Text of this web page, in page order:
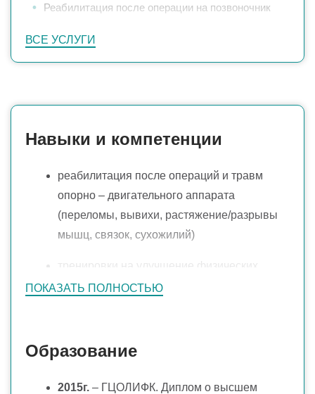
ВСЕ УСЛУГИ
Реабилитация после операции на позвоночник
ПОКАЗАТЬ ПОЛНОСТЬЮ
Навыки и компетенции
реабилитация после операций и травм
опорно – двигательного аппарата
(переломы, вывихи, растяжение/разрывы
мышц, связок, сухожилий)
тренировки на улучшение физических
кондиций профессиональных
Составление индивидуальных программ
Образование
2015г. – ГЦОЛИФК. Диплом о высшем